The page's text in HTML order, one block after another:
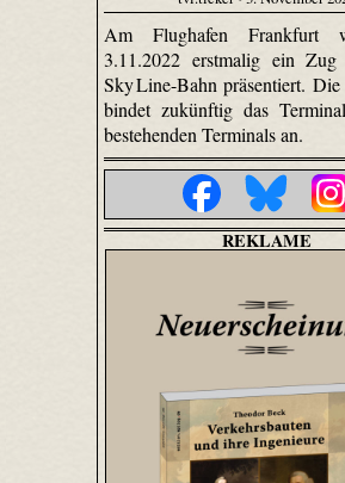
Am Flughafen Frankfurt
3.11.2022 erstmalig ein Zug
Sky Line-Bahn präsentiert.
bindet zukünftig das
bestehenden Terminals an.
REKLAME